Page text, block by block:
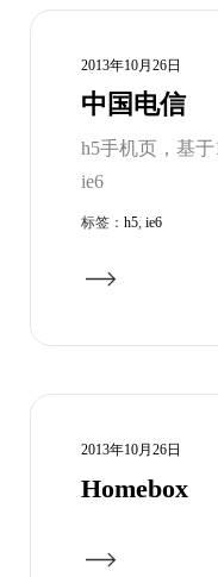
2013年10月26日
中国电信
h5手机页，基
ie6
标签： h5, ie6
2013年10月26日
Homebox